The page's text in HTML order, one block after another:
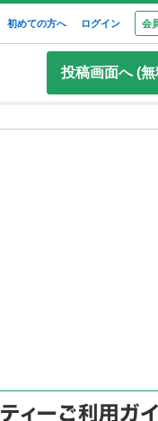
初めての方へ ログイン 会
投稿画面へ (無